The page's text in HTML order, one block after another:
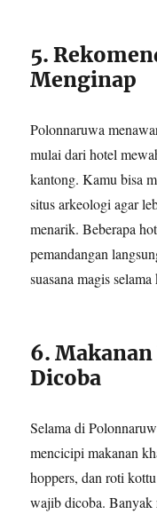
5.
Menginap
Polonnaruwa
mulai dari hotel
kantong. Kamu bisa
situs arkeologi agar
menarik. Beberapa
pemandangan
suasana magis
6. Makanan
Dicoba
Selama di
mencicipi makanan
hoppers, dan roti
wajib dicoba. Banyak